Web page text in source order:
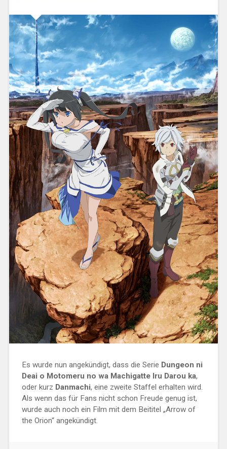
Es wurde nun angekündigt, dass die Serie Dungeon ni
Deai o Motomeru no wa Machigatte Iru Darou ka,
oder kurz Danmachi, eine zweite Staffel erhalten wird.
Als wenn das für Fans nicht schon Freude genug ist,
wurde auch noch ein Film mit dem Beititel „Arrow of
the Orion“ angekündigt.